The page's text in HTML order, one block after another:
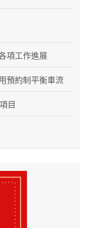
項工作進展
預約制平衡車流
目